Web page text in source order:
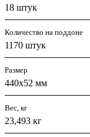
18 штук
Количество на поддоне
1170 штук
Размер
440х52 мм
Вес, кг
23,493 кг